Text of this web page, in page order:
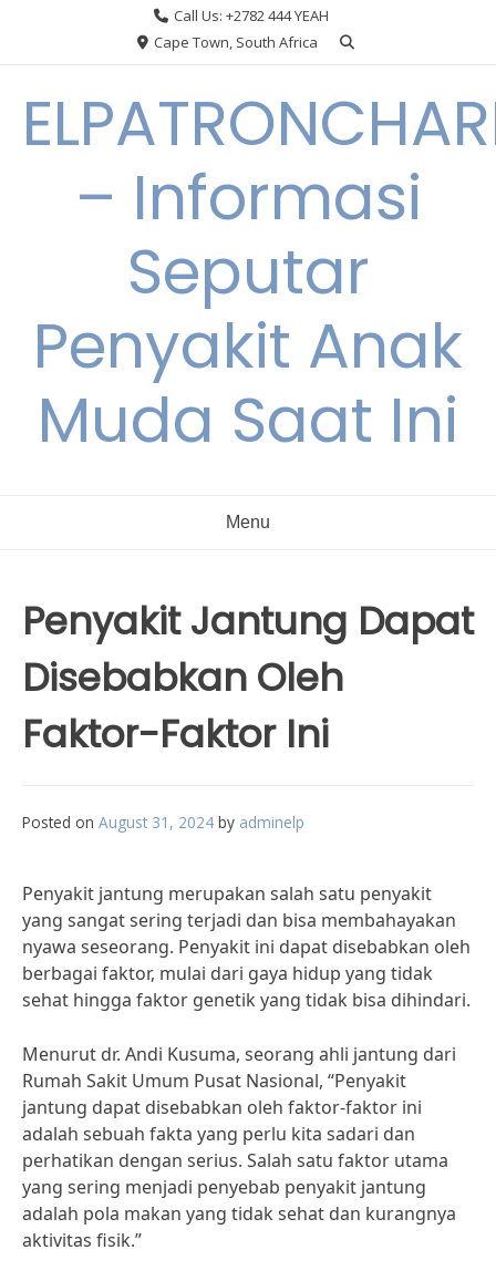
Call Us: +2782 444 YEAH
Cape Town, South Africa
– Informasi
Seputar
Penyakit Anak
Muda Saat Ini
Menu
Penyakit Jantung Dapat
Disebabkan Oleh
Faktor-Faktor Ini
Posted on August 31, 2024 by adminelp
Penyakit jantung merupakan salah satu penyakit
yang sangat sering terjadi dan bisa membahayakan
nyawa seseorang. Penyakit ini dapat disebabkan oleh
berbagai faktor, mulai dari gaya hidup yang tidak
sehat hingga faktor genetik yang tidak bisa dihindari.
Menurut dr. Andi Kusuma, seorang ahli jantung dari
Rumah Sakit Umum Pusat Nasional, “Penyakit
jantung dapat disebabkan oleh faktor-faktor ini
adalah sebuah fakta yang perlu kita sadari dan
perhatikan dengan serius. Salah satu faktor utama
yang sering menjadi penyebab penyakit jantung
adalah pola makan yang tidak sehat dan kurangnya
aktivitas fisik.”